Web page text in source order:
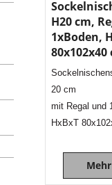
H20 cm,
1xBoden,
80x102x40
20 cm
mit Regal und
HxBxT